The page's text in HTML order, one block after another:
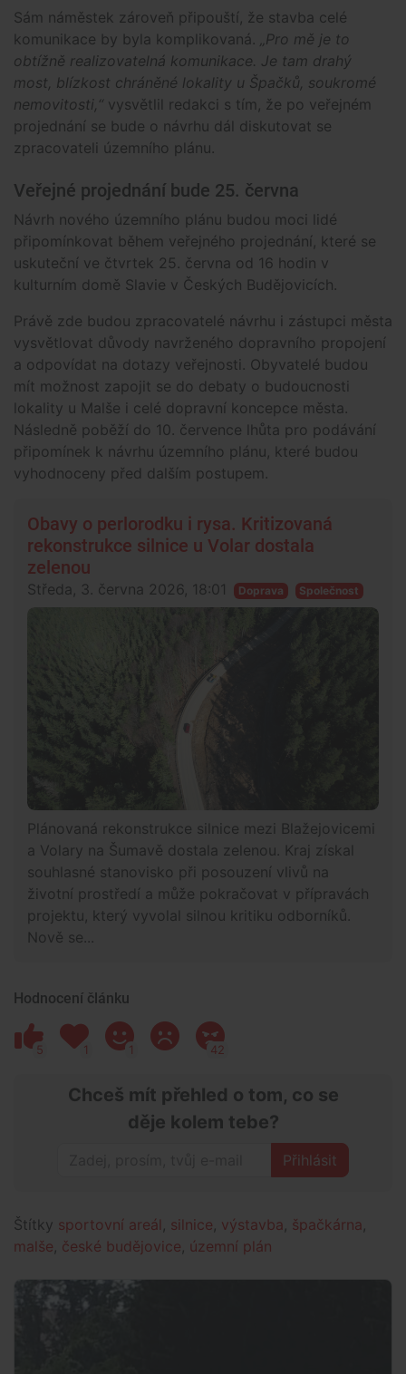
Sám náměstek zároveň připouští, že stavba celé
komunikace by byla komplikovaná. „Pro mě je to
obtížně realizovatelná komunikace. Je tam drahý
most, blízkost chráněné lokality u Špačků, soukromé
nemovitosti,“ vysvětlil redakci s tím, že po veřejném
projednání se bude o návrhu dál diskutovat se
zpracovateli územního plánu.
Veřejné projednání bude 25. června
Návrh nového územního plánu budou moci lidé
připomínkovat během veřejného projednání, které se
uskuteční ve čtvrtek 25. června od 16 hodin v
kulturním domě Slavie v Českých Budějovicích.
Právě zde budou zpracovatelé návrhu i zástupci města
vysvětlovat důvody navrženého dopravního propojení
a odpovídat na dotazy veřejnosti. Obyvatelé budou
mít možnost zapojit se do debaty o budoucnosti
lokality u Malše i celé dopravní koncepce města.
Následně poběží do 10. července lhůta pro podávání
připomínek k návrhu územního plánu, které budou
vyhodnoceny před dalším postupem.
Obavy o perlorodku i rysa. Kritizovaná
rekonstrukce silnice u Volar dostala
zelenou
Středa, 3. června 2026, 18:01 Doprava Společnost
Plánovaná rekonstrukce silnice mezi Blažejovicemi
a Volary na Šumavě dostala zelenou. Kraj získal
souhlasné stanovisko při posouzení vlivů na
životní prostředí a může pokračovat v přípravách
projektu, který vyvolal silnou kritiku odborníků.
Nově se...
Hodnocení článku
5 1 1 42
Chceš mít přehled o tom, co se
děje kolem tebe?
Přihlásit
Štítky sportovní areál , silnice, výstavba, špačkárna,
malše, české budějovice, územní plán